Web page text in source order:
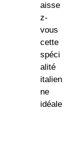
aisse
z-
vous
cette
spéci
alité
italien
ne
idéale